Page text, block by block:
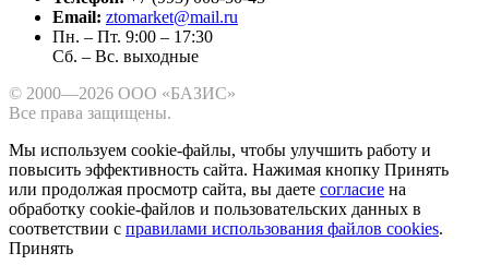
Email: ztomarket@mail.ru
Пн. – Пт. 9:00 – 17:30
Сб. – Вс. выходные
© 2000—2026 ООО «БАЗИС»
Все права защищены.
Мы используем cookie-файлы, чтобы улучшить работу и
повысить эффективность сайта. Нажимая кнопку Принять
или продолжая просмотр сайта, вы даете согласие на
обработку cookie-файлов и пользовательских данных в
соответствии с правилами использования файлов cookies.
Принять